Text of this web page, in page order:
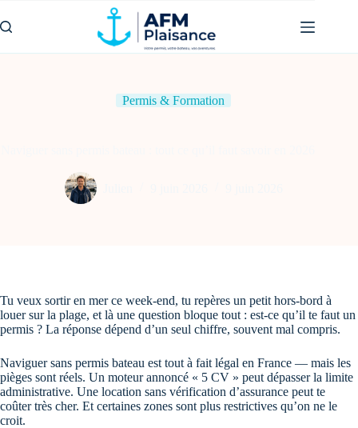
au
contenu
Permis & Formation
Tu veux sortir en mer ce week-end, tu repères un petit hors-bord à
louer sur la plage, et là une question bloque tout : est-ce qu’il te faut un
permis ? La réponse dépend d’un seul chiffre, souvent mal compris.
Naviguer sans permis bateau est tout à fait légal en France — mais les
pièges sont réels. Un moteur annoncé « 5 CV » peut dépasser la limite
administrative. Une location sans vérification d’assurance peut te
coûter très cher. Et certaines zones sont plus restrictives qu’on ne le
croit.